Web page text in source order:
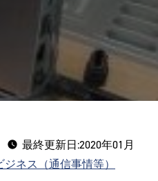
最終更新日:2020年01月
ネス（通信事情等）